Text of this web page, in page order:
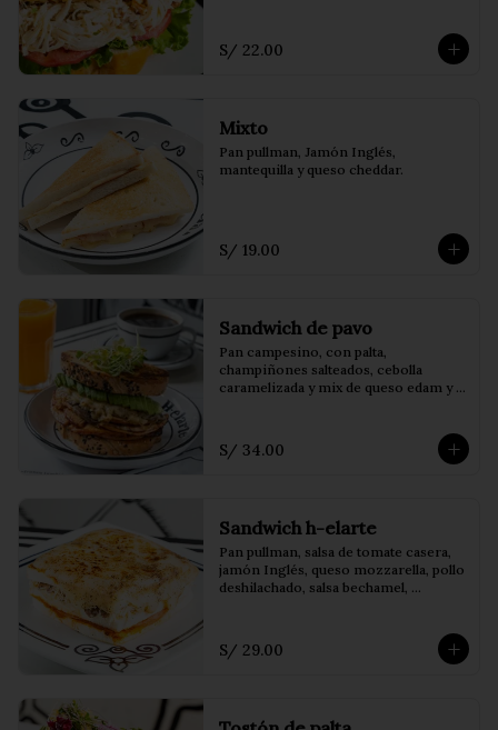
S/ 22.00
Mixto
Pan pullman, Jamón Inglés,
mantequilla y queso cheddar.
S/ 19.00
Sandwich de pavo
Pan campesino, con palta,
champiñones salteados, cebolla
caramelizada y mix de queso edam y
S/ 34.00
Sandwich h-elarte
Pan pullman, salsa de tomate casera,
jamón Inglés, queso mozzarella, pollo
deshilachado, salsa bechamel,
S/ 29.00